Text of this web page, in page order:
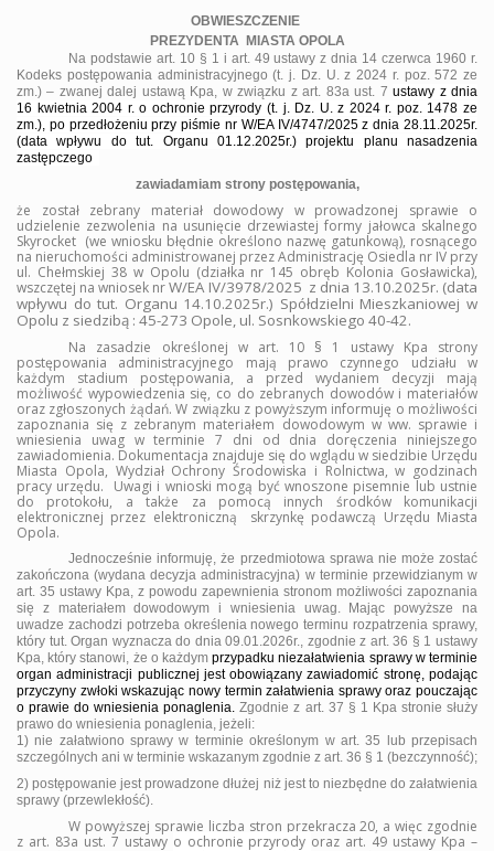
OBWIESZCZENIE
PREZYDENTA MIASTA OPOLA
Na podstawie art. 10 § 1 i art. 49 ustawy z dnia 14 czerwca 1960 r.
Kodeks postępowania administracyjnego (t. j. Dz. U. z 2024 r. poz. 572 ze
zm.) – zwanej dalej ustawą Kpa, w związku z art. 83a ust. 7ustawy z dnia
16 kwietnia 2004 r. o ochronie przyrody (t. j. Dz. U. z 2024 r. poz. 1478 ze
zm.), po przedłożeniu przy piśmie nr W/EA IV/4747/2025 z dnia 28.11.2025r.
(data wpływu do tut. Organu 01.12.2025r.) projektu planu nasadzenia
zastępczego
zawiadamiam strony postępowania,
że został zebrany materiał dowodowy w prowadzonej sprawie o
udzielenie zezwolenia na usunięcie drzewiastej formy jałowca skalnego
Skyrocket (we wniosku błędnie określono nazwę gatunkową), rosnącego
na nieruchomości administrowanej przez Administrację Osiedla nr IV przy
ul. Chełmskiej 38 w Opolu (działka nr 145 obręb Kolonia Gosławicka),
wszczętej na wniosek nrW/EA IV/3978/2025 z dnia 13.10.2025r. (data
wpływu do tut. Organu 14.10.2025r.) Spółdzielni Mieszkaniowej w
Opolu z siedzibą : 45-273 Opole, ul. Sosnkowskiego 40-42.
Na zasadzie określonej w art. 10 § 1 ustawy Kpa strony
postępowania administracyjnego mają prawo czynnego udziału w
każdym stadium postępowania, a przed wydaniem decyzji mają
możliwość wypowiedzenia się, co do zebranych dowodów i materiałów
oraz zgłoszonych żądań. W związku z powyższym informuję o możliwości
zapoznania się z zebranym materiałem dowodowym w ww. sprawie i
wniesienia uwag w terminie 7 dni od dnia doręczenia niniejszego
zawiadomienia. Dokumentacja znajduje się do wglądu w siedzibie Urzędu
Miasta Opola, Wydział Ochrony Środowiska i Rolnictwa, w godzinach
pracy urzędu.
Uwagi i wnioski mogą być wnoszone pisemnie lub ustnie
do protokołu, a także za pomocą innych środków komunikacji
elektronicznej przez elektroniczną
skrzynkę podawczą Urzędu Miasta
Opola.
Jednocześnie informuję, że przedmiotowa sprawa nie może zostać
zakończona (wydana decyzja administracyjna) w terminie przewidzianym w
art. 35 ustawy Kpa, z powodu zapewnienia stronom możliwości zapoznania
się z materiałem dowodowym i wniesienia uwag. Mając powyższe na
uwadze zachodzi potrzeba określenia nowego terminu rozpatrzenia sprawy,
który tut. Organ wyznacza do dnia 09.01.2026r., zgodnie z art. 36 § 1 ustawy
Kpa, który stanowi, że o każdymprzypadku niezałatwienia sprawy w terminie
organ administracji publicznej jest obowiązany zawiadomić stronę, podając
przyczyny zwłoki wskazując nowy termin załatwienia sprawy oraz pouczając
o prawie do wniesienia ponaglenia.Zgodnie z art. 37 § 1 Kpa stronie służy
prawo do wniesienia ponaglenia, jeżeli:
1) nie załatwiono sprawy w terminie określonym w art. 35 lub przepisach
szczególnych ani w terminie wskazanym zgodnie z art. 36 § 1 (bezczynność);
2) postępowanie jest prowadzone dłużej niż jest to niezbędne do załatwienia
sprawy (przewlekłość).
W powyższej sprawie liczba stron przekracza 20, a więc zgodnie
z art. 83a ust. 7 ustawy o ochronie przyrody oraz art. 49 ustawy Kpa –